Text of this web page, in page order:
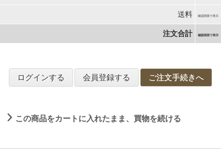
送料 確認画面で表示
注文合計 確認画面で表示
ログインする 会員登録する ご注文手続きへ
この商品をカートに入れたまま、買物を続ける